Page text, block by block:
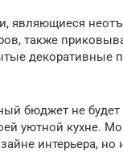
являющиеся
также
декоративные
бюджет не будет
уютной кухне.
интерьера, но